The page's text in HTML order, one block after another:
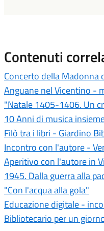
Contenuti
Concerto della Madonna
Anguane nel Vicentino -
"Natale 1405-1406. Un
10 Anni di musica
Filò tra i libri - Giardino
Incontro con l'autore -
Aperitivo con l'autore in
1945. Dalla guerra alla
"Con l'acqua alla gola"
Educazione digitale -
Bibliotecario per un